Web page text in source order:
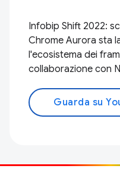
Infobip Shift 2022:
Chrome Aurora sta
l'ecosistema dei
collaborazione con
Guarda su